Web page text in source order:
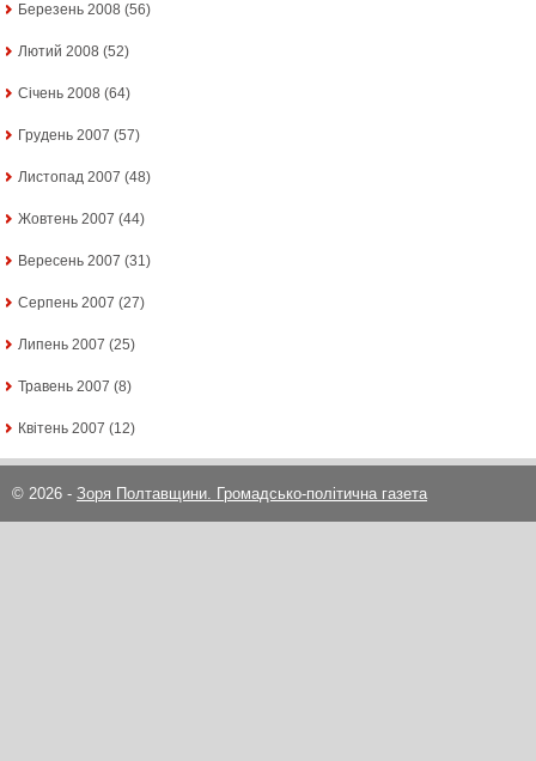
Березень 2008 (56)
Лютий 2008 (52)
Січень 2008 (64)
Грудень 2007 (57)
Листопад 2007 (48)
Жовтень 2007 (44)
Вересень 2007 (31)
Серпень 2007 (27)
Липень 2007 (25)
Травень 2007 (8)
Квітень 2007 (12)
© 2026 - Зоря Полтавщини. Громадсько-політична газета